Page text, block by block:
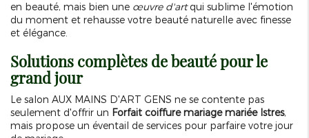
en beauté, mais bien une œuvre d'artqui sublime l'émotion
du moment et rehausse votre beauté naturelle avec finesse
et élégance.
Solutions complètes de beauté pour le
grand jour
Le salon AUX MAINS D'ART GENS ne se contente pas
seulement d'offrir un Forfait coiffure mariage mariée Istres,
mais propose un éventail de services pour parfaire votre jour